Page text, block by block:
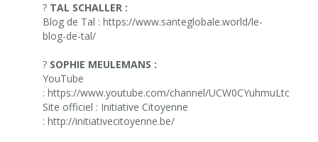
? TAL SCHALLER :
Blog de Tal : https://www.santeglobale.world/le-
blog-de-tal/
? SOPHIE MEULEMANS :
YouTube
: https://www.youtube.com/channel/
Site officiel : Initiative Citoyenne
: http://initiativecitoyenne.be/